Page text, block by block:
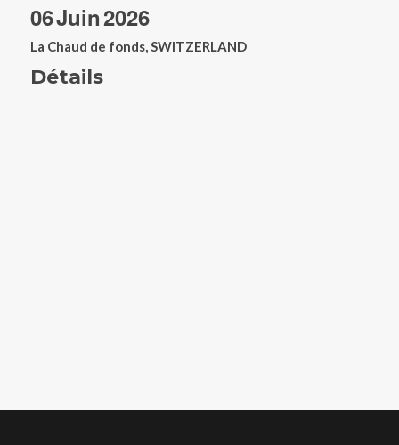
06Juin2026
La Chaud de fonds, SWITZERLAND
Détails